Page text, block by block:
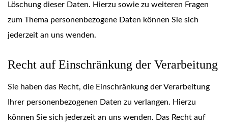
Löschung dieser Daten. Hierzu sowie zu weiteren Fragen
zum Thema personenbezogene Daten können Sie sich
jederzeit an uns wenden.
Recht auf Einschränkung der Verarbeitung
Sie haben das Recht, die Einschränkung der Verarbeitung
Ihrer personenbezogenen Daten zu verlangen. Hierzu
können Sie sich jederzeit an uns wenden. Das Recht auf